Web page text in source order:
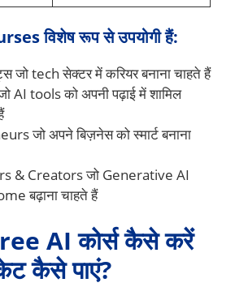
विशेष रूप से उपयोगी हैं:
जो tech सेक्टर में करियर बनाना चाहते हैं
AI tools को अपनी पढ़ाई में शामिल
जो अपने बिज़नेस को स्मार्ट बनाना
& Creators जो Generative AI
बढ़ाना चाहते हैं
AI कोर्स कैसे करें
कैसे पाएं?